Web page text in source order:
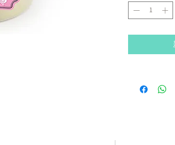
材、不含人
寵物健康地享